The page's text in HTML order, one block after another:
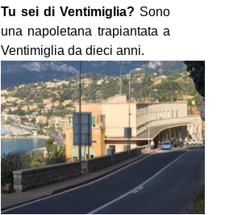
Tu sei di Ventimiglia? Sono
una napoletana trapiantata a
Ventimiglia da dieci anni.